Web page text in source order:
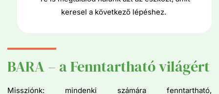
BARA – a Fenntartható világért
Missziónk: mindenki számára fenntartható,
keresel a következő lépéshez.